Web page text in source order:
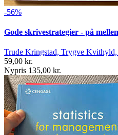
-56%
Gode skrivestrategier - på
Trude Kringstad, Trygve
59,00 kr.
Nypris 135,00 kr.